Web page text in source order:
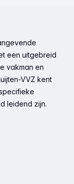
een uitgebreid
vakman en
VVZ kent
leidend zijn.